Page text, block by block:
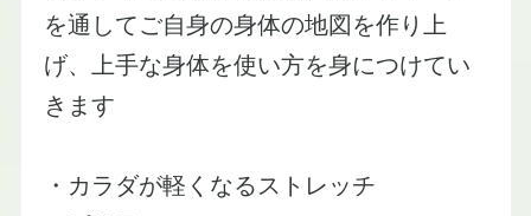
を通してご自身の身体の地図を作り上
げ、上手な身体を使い方を身につけてい
きます
​・カラダが軽くなるストレッチ